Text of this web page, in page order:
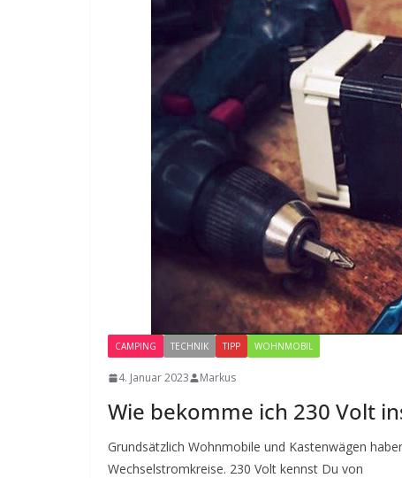
CAMPING TECHNIK TIPP WOHNMOBIL
4. Januar 2023 Markus
Wie bekomme ich 230 Volt
Grundsätzlich Wohnmobile und Kastenwägen
Wechselstromkreise. 230 Volt kennst Du von